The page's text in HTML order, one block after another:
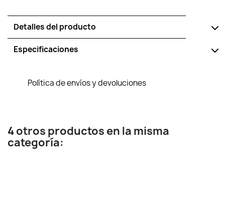
Detalles del producto
Especificaciones
Política de envíos y devoluciones
4 otros productos en la misma
categoría: